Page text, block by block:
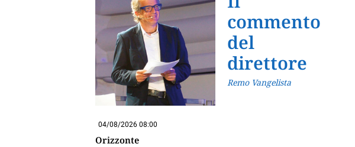
commento
del
direttore
Remo Vangelista
04/08/2026 08:00
Orizzonte